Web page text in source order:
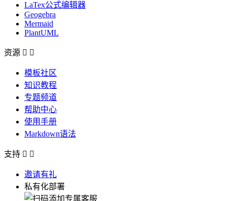
LaTex公式编辑器
Geogebra
Mermaid
PlantUML
资源  
模板社区
知识教程
专题频道
帮助中心
使用手册
Markdown语法
支持  
邀请有礼
私有化部署